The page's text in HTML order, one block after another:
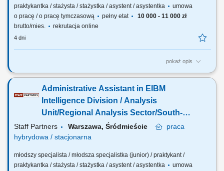
praktykantka / stażysta / stażystka / asystent / asystentka
umowa
o pracę / o pracę tymczasową
pełny etat
10 000 - 11 000 zł
brutto/mies.
rekrutacja online
4 dni
pokaż opis
The description of duties is a presented below: Provide support in
administration offices. Verifying, accepting and processing staff’s
applications. Supporting the review of tax refund claims, invoices and
requests for payments....
Administrative Assistant in EIBM
Intelligence Division / Analysis
Unit/Regional Analysis Sector/South-
East Team
Staff Partners Warszawa, Śródmieście
praca
hybrydowa / stacjonarna
młodszy specjalista / młodsza specjalistka (junior) / praktykant /
praktykantka / stażysta / stażystka / asystent / asystentka
umowa